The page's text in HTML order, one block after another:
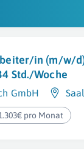
in (m/w/
Std./Woche
GmbH
pro Monat